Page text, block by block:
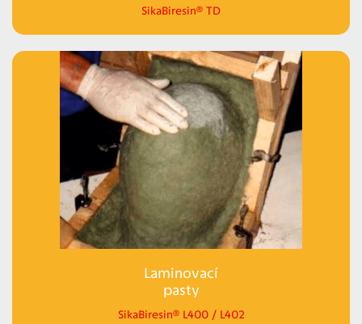
SikaBiresin® TD
Laminovací
pasty
SikaBiresin® L400 / L402